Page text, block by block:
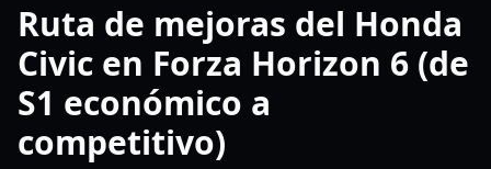
Ruta de mejoras del Honda
Civic en Forza Horizon 6 (de
S1 económico a
competitivo)